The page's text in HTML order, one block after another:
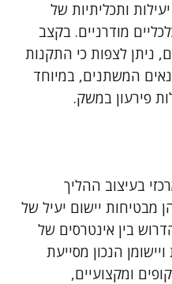
ותכליתיות של
מודרניים. בקצב
ניתן לצפות כי התקנות
המשתנים, במיוחד
פירעון במשק.
בעיצוב ההליך
מבטיחות יישום יעיל של
בין אינטרסים של
הנכון מסייעת
ומקצועיים,